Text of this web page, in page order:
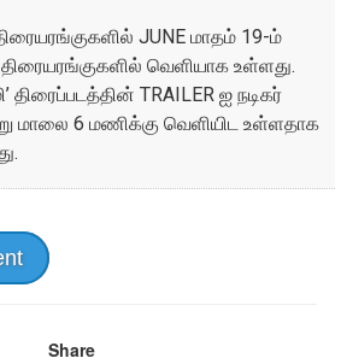
திரையரங்குகளில் JUNE மாதம் 19-ம்
திரையரங்குகளில் வெளியாக உள்ளது.
திரைப்படத்தின் TRAILER ஐ நடிகர்
மாலை 6 மணிக்கு வெளியிட உள்ளதாக
Share